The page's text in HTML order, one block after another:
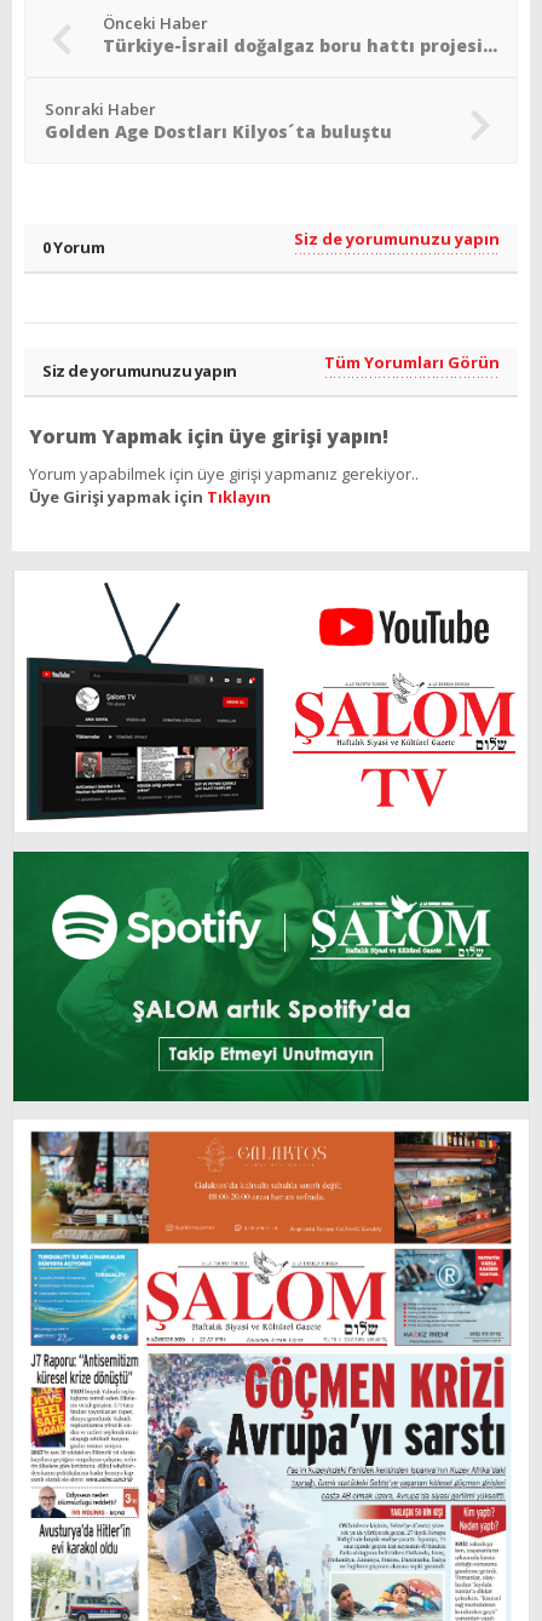
Önceki Haber
Türkiye-İsrail doğalgaz boru hattı projesi bir kez daha masada
Sonraki Haber
Golden Age Dostları Kilyos´ta buluştu
0 Yorum Siz de yorumunuzu yapın
Siz de yorumunuzu yapın Tüm Yorumları Görün
Yorum Yapmak için üye girişi yapın!
Yorum yapabilmek için üye girişi yapmanız gerekiyor..
Üye Girişi yapmak için Tıklayın